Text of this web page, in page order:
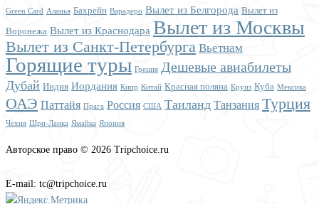
Green Card Аланья Бахрейн Варадеро Вылет из Белгорода Вылет из
Воронежа Вылет из Краснодара Вылет из Москвы
Вылет из Санкт-Петербурга Вьетнам
Горящие туры Греция Дешевые авиабилеты
Дубай Индия Иордания Кипр Китай Красная поляна Круиз Куба Мексика
ОАЭ Паттайя Прага Россия США Таиланд Танзания Турция
Чехия Шри-Ланка Ямайка Япония
Авторское право © 2026 Tripchoice.ru
E-mail: tc@tripchoice.ru